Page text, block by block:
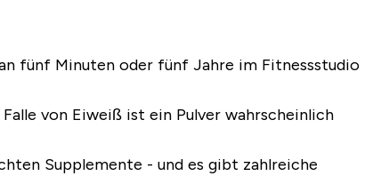
fünf Minuten oder fünf Jahre im Fitnessstudio
von Eiweiß ist ein Pulver wahrscheinlich
Supplemente - und es gibt zahlreiche